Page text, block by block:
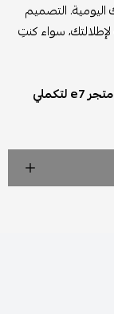
التصميم
سواء كنتِ
يمكنك الحصول على هذه المحفظة الفاخرة من متجر e7 لتكملي